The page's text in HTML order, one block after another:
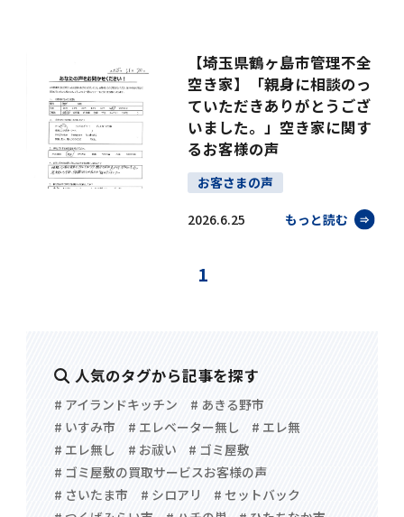
【埼玉県鶴ヶ島市管理不全
空き家】「親身に相談のっ
ていただきありがとうござ
いました。」空き家に関す
るお客様の声
お客さまの声
2026.6.25 もっと読む
1
人気のタグから記事を探す
# アイランドキッチン
# あきる野市
# いすみ市
# エレベーター無し
# エレ無
# エレ無し
# お祓い
# ゴミ屋敷
# ゴミ屋敷の買取サービスお客様の声
# さいたま市
# シロアリ
# セットバック